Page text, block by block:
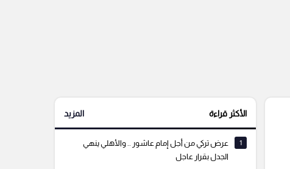
الأكثر قراءة المزيد
1
عرض تركي من أجل إمام عاشور .. والأهلي ينهي
الجدل بقرار عاجل